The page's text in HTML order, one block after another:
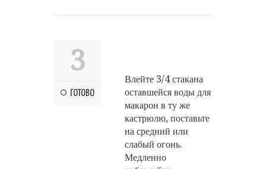
3
ГОТОВО
Влейте 3/4 стакана
оставшейся воды для
макарон в ту же
кастрюлю, поставьте
на средний или
слабый огонь.
Медленно